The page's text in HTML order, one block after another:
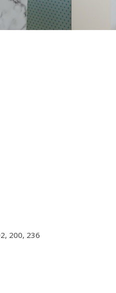
200, 236